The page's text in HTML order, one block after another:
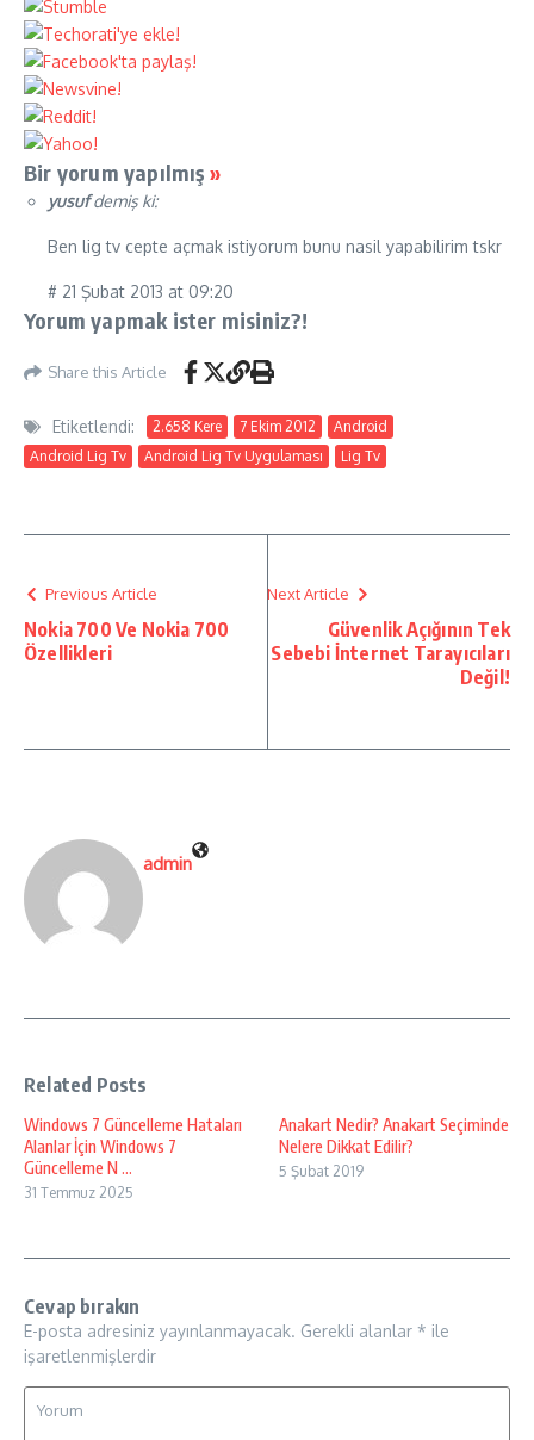
Bir yorum yapılmış »
yusufdemiş ki:
Ben lig tv cepte açmak istiyorum bunu nasil yapabilirim tskr
# 21 Şubat 2013 at 09:20
Yorum yapmak ister misiniz?!
Share this Article
Etiketlendi: 2.658 Kere 7 Ekim 2012
Android
Android Lig Tv
Android Lig Tv Uygulaması Lig Tv
Previous Article
Nokia 700 Ve Nokia 700
Özellikleri
Next Article
Güvenlik Açığının Tek
Sebebi İnternet Tarayıcıları
Değil!
admin
Related Posts
Windows 7 Güncelleme Hataları
Alanlar İçin Windows 7
Güncelleme N ...
31 Temmuz 2025
Anakart Nedir? Anakart Seçiminde
Nelere Dikkat Edilir?
5 Şubat 2019
Cevap bırakın
E-posta adresiniz yayınlanmayacak. Gerekli alanlar * ile
işaretlenmişlerdir